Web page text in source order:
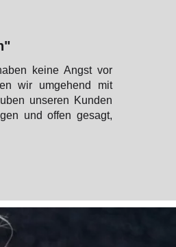
keine Angst vor
wir umgehend mit
unseren Kunden
und offen gesagt,